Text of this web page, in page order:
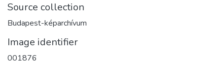
Source collection
Budapest-képarchívum
Image identifier
001876